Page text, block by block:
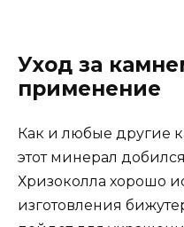
Уход за
применение
Как и любые другие
этот минерал
Хризоколла хорошо
изготовления